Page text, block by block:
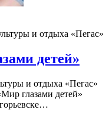
и отдыха «Пегас»
детей»
и отдыха «Пегас»
глазами детей»